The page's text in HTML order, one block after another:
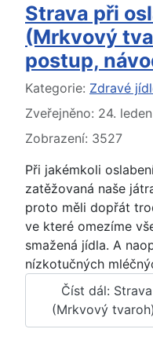
Strava při
(Mrkvový
postup,
Základní údaje
Kategorie: Zdravé
Zveřejněno: 24.
Zobrazení: 3527
Při jakémkoli
zatěžovaná naše
proto měli dopřát
ve které omezíme
smažená jídla. A
nízkotučných
Číst dál:
(Mrkvový